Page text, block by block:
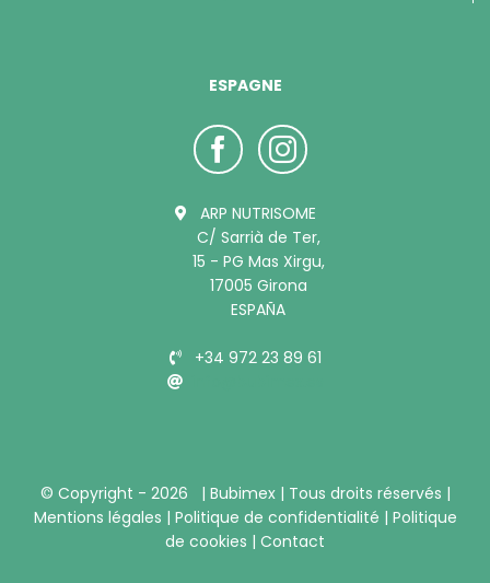
ESPAGNE
ARP NUTRISOME
C/ Sarrià de Ter,
15 - PG Mas Xirgu,
17005 Girona
ESPAÑA
+34 972 23 89 61
© Copyright - 2026 | Bubimex | Tous droits réservés |
Mentions légales | Politique de confidentialité | Politique
de cookies | Contact